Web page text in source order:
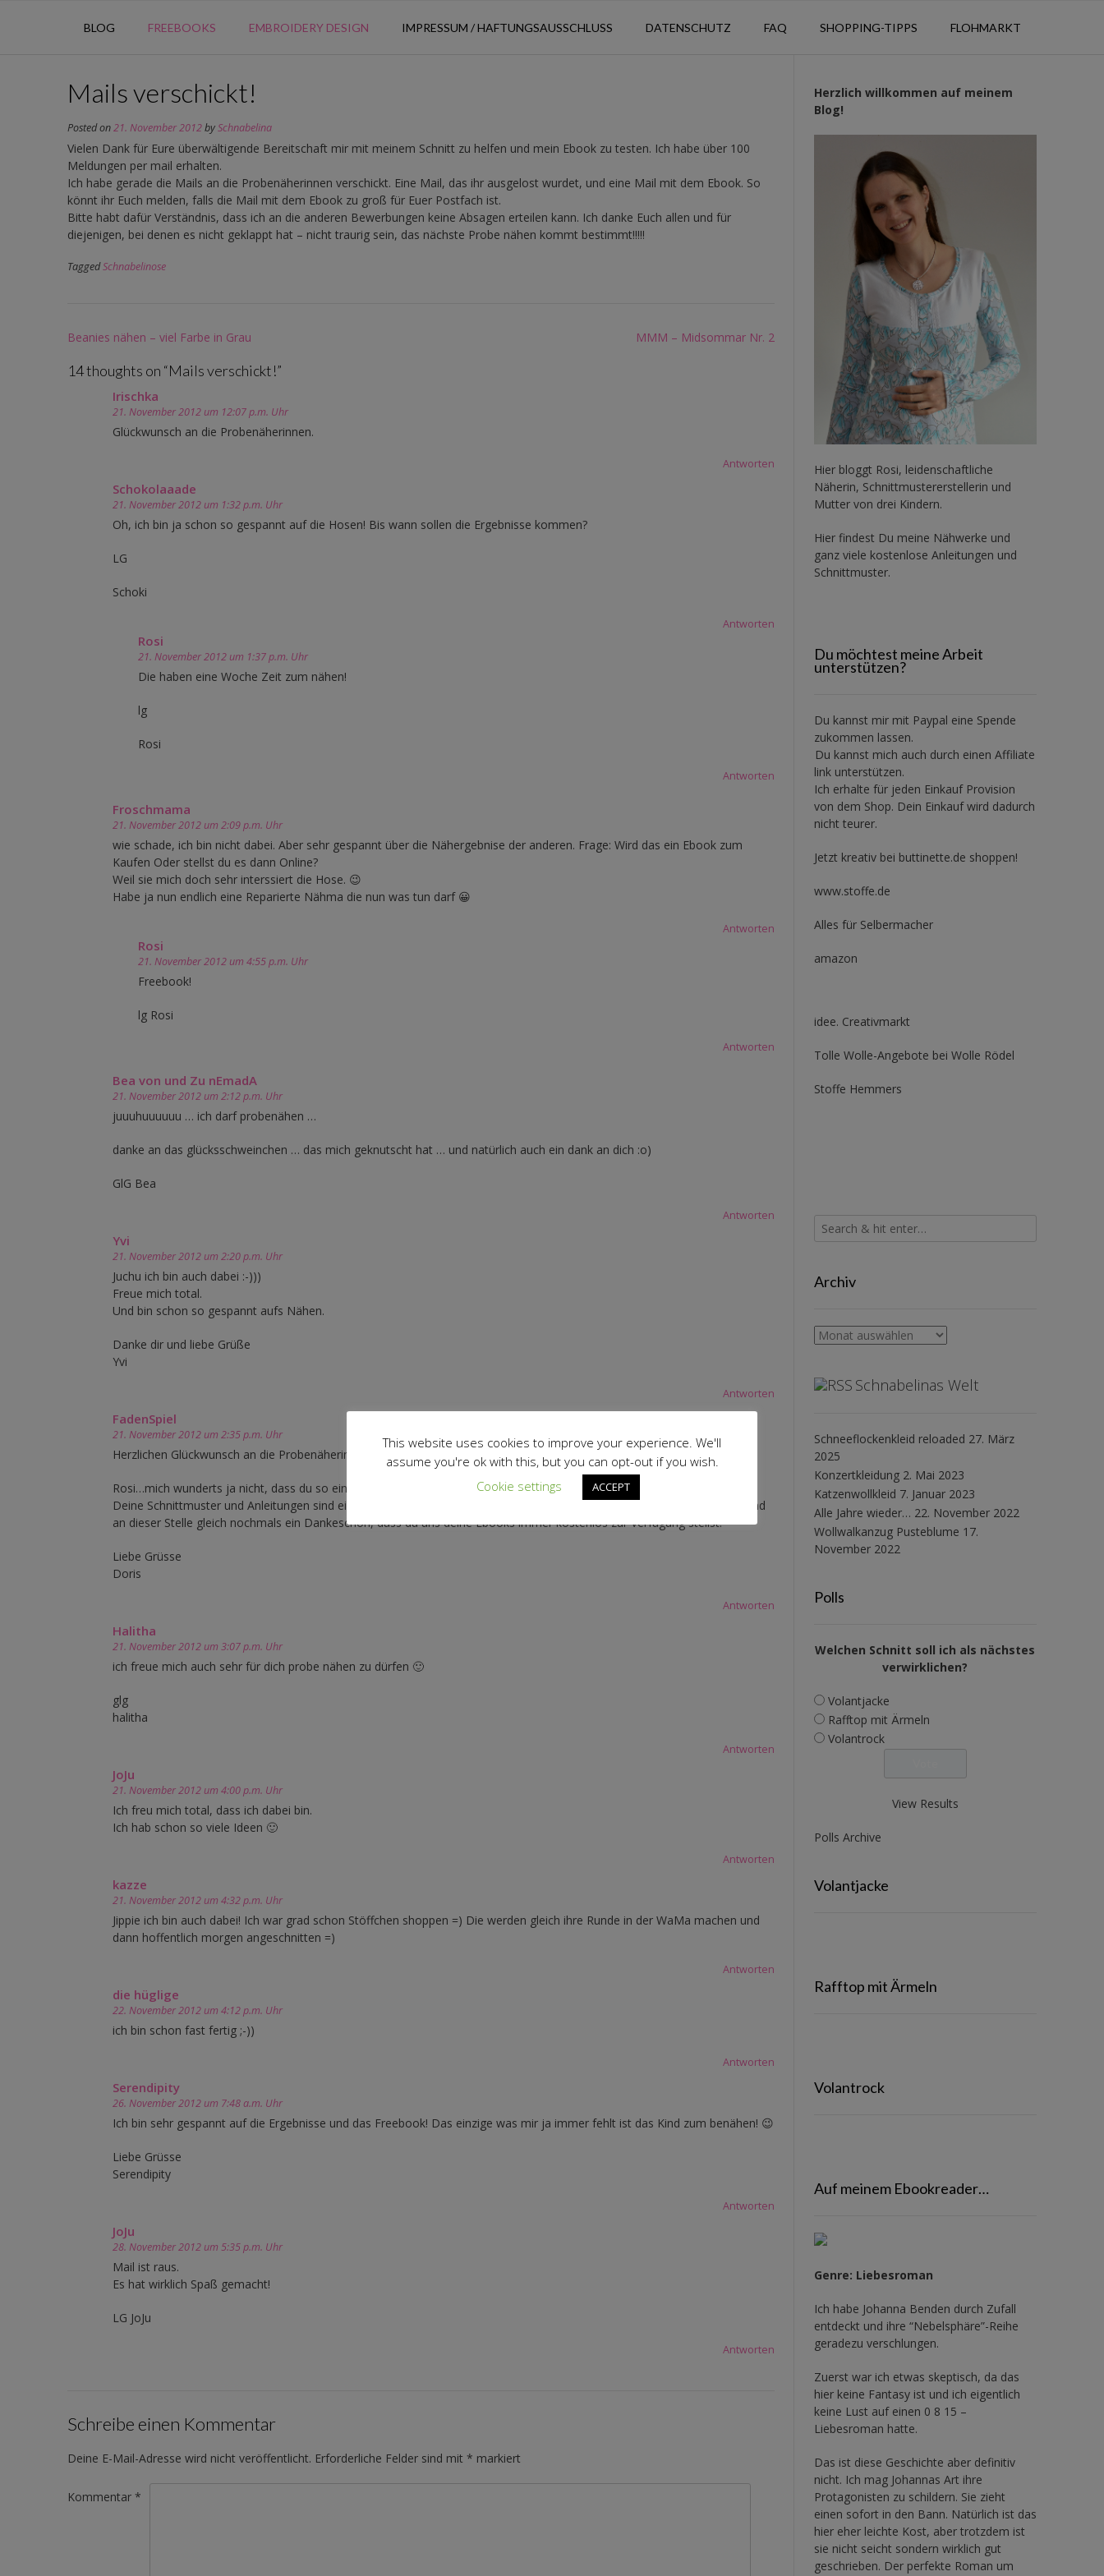
BLOG FREEBOOKS EMBROIDERY DESIGN IMPRESSUM / HAFTUNGSAUSSCHLUSS DATENSCHUTZ FAQ SHOPPING-TIPPS FLOHMARKT
Mails verschickt!
Posted on21. November 2012bySchnabelina
Vielen Dank für Eure überwältigende Bereitschaft mir mit meinem Schnitt zu helfen und mein Ebook zu testen. Ich habe über 100
Meldungen per mail erhalten.
Ich habe gerade die Mails an die Probenäherinnen verschickt. Eine Mail, das ihr ausgelost wurdet, und eine Mail mit dem Ebook. So
könnt ihr Euch melden, falls die Mail mit dem Ebook zu groß für Euer Postfach ist.
Bitte habt dafür Verständnis, dass ich an die anderen Bewerbungen keine Absagen erteilen kann. Ich danke Euch allen und für
diejenigen, bei denen es nicht geklappt hat – nicht traurig sein, das nächste Probe nähen kommt bestimmt!!!!!
TaggedSchnabelinose
Post
Beanies nähen – viel Farbe in Grau MMM – Midsommar Nr. 2
14 thoughts on “Mails verschickt!”
Irischka
21. November 2012 um 12:07 p.m. Uhr
Glückwunsch an die Probenäherinnen.
Antworten
Schokolaaade
21. November 2012 um 1:32 p.m. Uhr
Oh, ich bin ja schon so gespannt auf die Hosen! Bis wann sollen die Ergebnisse kommen?
LG
Schoki
Antworten
Rosi
21. November 2012 um 1:37 p.m. Uhr
Die haben eine Woche Zeit zum nähen!
lg
Rosi
Antworten
Froschmama
21. November 2012 um 2:09 p.m. Uhr
wie schade, ich bin nicht dabei. Aber sehr gespannt über die Nähergebnise der anderen. Frage: Wird das ein Ebook zum
Kaufen Oder stellst du es dann Online?
Weil sie mich doch sehr interssiert die Hose. 😉
Habe ja nun endlich eine Reparierte Nähma die nun was tun darf 😀
Antworten
Rosi
21. November 2012 um 4:55 p.m. Uhr
Freebook!
lg Rosi
Antworten
Bea von und Zu nEmadA
21. November 2012 um 2:12 p.m. Uhr
juuuhuuuuuu … ich darf probenähen …
danke an das glücksschweinchen … das mich geknutscht hat … und natürlich auch ein dank an dich :o)
GlG Bea
Antworten
Yvi
21. November 2012 um 2:20 p.m. Uhr
Juchu ich bin auch dabei :-)))
Freue mich total.
Und bin schon so gespannt aufs Nähen.
Danke dir und liebe Grüße
Yvi
Antworten
FadenSpiel
21. November 2012 um 2:35 p.m. Uhr
Herzlichen Glückwunsch an die Probenäherinnen :o)
Rosi…mich wunderts ja nicht, dass du so eine grosse Resonanz geniesst ;o)
Deine Schnittmuster und Anleitungen sind einfach spitze…da möchte man dich doch wirklich gerne dabei unterstützen…und
an dieser Stelle gleich nochmals ein Dankeschön, dass du uns deine Ebooks immer kostenlos zur Verfügung stellst.
Liebe Grüsse
Doris
Antworten
Halitha
21. November 2012 um 3:07 p.m. Uhr
ich freue mich auch sehr für dich probe nähen zu dürfen 🙂
glg
halitha
Antworten
JoJu
21. November 2012 um 4:00 p.m. Uhr
Ich freu mich total, dass ich dabei bin.
Ich hab schon so viele Ideen 🙂
Antworten
kazze
21. November 2012 um 4:32 p.m. Uhr
Jippie ich bin auch dabei! Ich war grad schon Stöffchen shoppen =) Die werden gleich ihre Runde in der WaMa machen und
dann hoffentlich morgen angeschnitten =)
Antworten
die hüglige
22. November 2012 um 4:12 p.m. Uhr
ich bin schon fast fertig ;-))
Antworten
Serendipity
26. November 2012 um 7:48 a.m. Uhr
Ich bin sehr gespannt auf die Ergebnisse und das Freebook! Das einzige was mir ja immer fehlt ist das Kind zum benähen! 😉
Liebe Grüsse
Serendipity
Antworten
JoJu
28. November 2012 um 5:35 p.m. Uhr
Mail ist raus.
Es hat wirklich Spaß gemacht!
LG JoJu
Antworten
Schreibe einen Kommentar
Deine E-Mail-Adresse wird nicht veröffentlicht. Erforderliche Felder sind mit * markiert
Kommentar *
Herzlich willkommen auf meinem
Blog!
Hier bloggt Rosi, leidenschaftliche
Näherin, Schnittmustererstellerin und
Mutter von drei Kindern.
Hier findest Du meine Nähwerke und
ganz viele kostenlose Anleitungen und
Schnittmuster.
Du möchtest meine Arbeit
unterstützen?
Du kannst mir mit Paypal eine Spende
zukommen lassen.
Du kannst mich auch durch einen Affiliate
link unterstützen.
Ich erhalte für jeden Einkauf Provision
von dem Shop. Dein Einkauf wird dadurch
nicht teurer.
Jetzt kreativ bei buttinette.de shoppen!
www.stoffe.de
Alles für Selbermacher
amazon
idee. Creativmarkt
Tolle Wolle-Angebote bei Wolle Rödel
Stoffe Hemmers
Archiv
Archiv
Schnabelinas Welt
Schneeflockenkleid reloaded 27. März
2025
Konzertkleidung 2. Mai 2023
Katzenwollkleid 7. Januar 2023
Alle Jahre wieder… 22. November 2022
Wollwalkanzug Pusteblume 17.
November 2022
Polls
Welchen Schnitt soll ich als nächstes
verwirklichen?
Volantjacke
Rafftop mit Ärmeln
Volantrock
View Results
Polls Archive
Volantjacke
Rafftop mit Ärmeln
Volantrock
Auf meinem Ebookreader…
Genre: Liebesroman
Ich habe Johanna Benden durch Zufall
entdeckt und ihre “Nebelsphäre”-Reihe
geradezu verschlungen.
Zuerst war ich etwas skeptisch, da das
hier keine Fantasy ist und ich eigentlich
keine Lust auf einen 0 8 15 –
Liebesroman hatte.
Das ist diese Geschichte aber definitiv
nicht. Ich mag Johannas Art ihre
Protagonisten zu schildern. Sie zieht
einen sofort in den Bann. Natürlich ist das
hier eher leichte Kost, aber trotzdem ist
sie nicht seicht sondern wirklich gut
geschrieben. Der perfekte Roman um
This website uses cookies to improve your experience. We'll
assume you're ok with this, but you can opt-out if you wish.
Cookie settings
ACCEPT